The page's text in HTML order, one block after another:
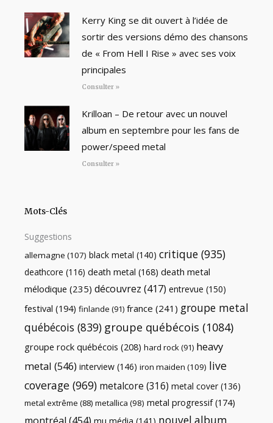
Kerry King se dit ouvert à l’idée de
sortir des versions démo des chansons
de « From Hell I Rise » avec ses voix
principales
Consulter »
Krilloan – De retour avec un nouvel
album en septembre pour les fans de
power/speed metal
Consulter »
Mots-Clés
Suggestions
allemagne (107) black metal (140) critique (935)
deathcore (116) death metal (168) death metal
mélodique (235) découvrez (417) entrevue (150)
festival (194) finlande (91) france (241) groupe metal
québécois (839) groupe québécois (1084)
groupe rock québécois (208) hard rock(91) heavy
metal (546) interview (146) iron maiden (109) live
coverage (969) metalcore (316) metal cover (136)
metal extrême (88) metallica (98) metal progressif(174)